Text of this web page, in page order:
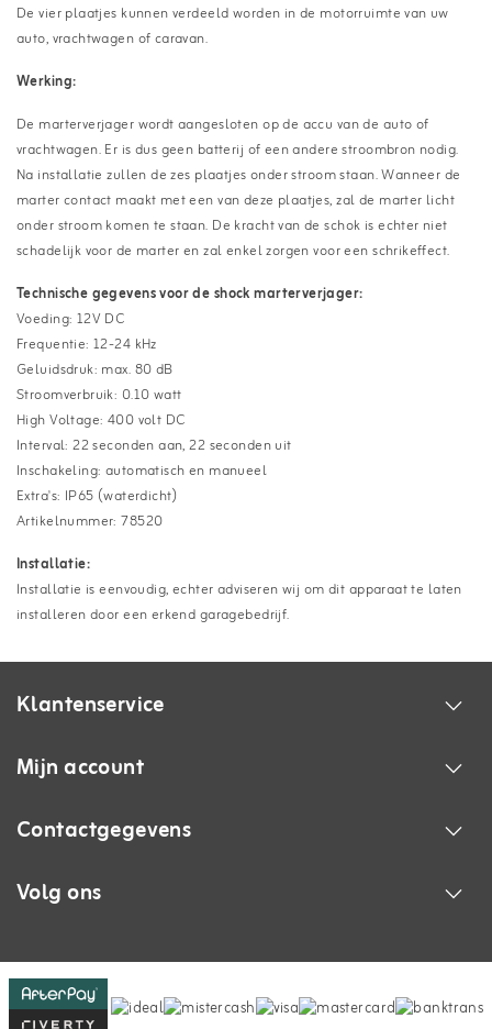
De vier plaatjes kunnen verdeeld worden in de motorruimte van uw
auto, vrachtwagen of caravan.
Werking:
De marterverjager wordt aangesloten op de accu van de auto of
vrachtwagen. Er is dus geen batterij of een andere stroombron nodig.
Na installatie zullen de zes plaatjes onder stroom staan. Wanneer de
marter contact maakt met een van deze plaatjes, zal de marter licht
onder stroom komen te staan. De kracht van de schok is echter niet
schadelijk voor de marter en zal enkel zorgen voor een schrikeffect.
Technische gegevens voor de shock marterverjager:
Voeding: 12V DC
Frequentie: 12-24 kHz
Geluidsdruk: max. 80 dB
Stroomverbruik: 0.10 watt
High Voltage: 400 volt DC
Interval: 22 seconden aan, 22 seconden uit
Inschakeling: automatisch en manueel
Extra's: IP65 (waterdicht)
Artikelnummer: 78520
Installatie:
Installatie is eenvoudig, echter adviseren wij om dit apparaat te laten
installeren door een erkend garagebedrijf.
Klantenservice
Mijn account
Contactgegevens
Volg ons